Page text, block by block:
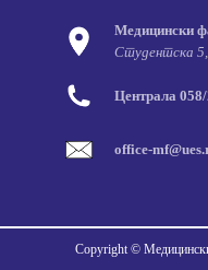
Медицински
Студентска
Централа
office-
Copyright ©